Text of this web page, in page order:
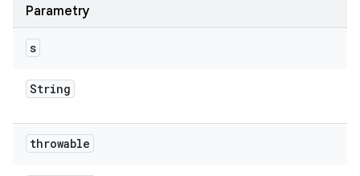
Parametry
s
String
throwable